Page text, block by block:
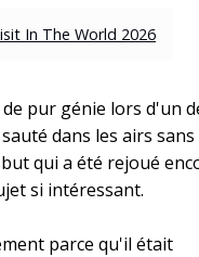
In The World 2026
pur génie lors d'un
dans les airs
qui a été rejoué
si intéressant.
parce qu'il était